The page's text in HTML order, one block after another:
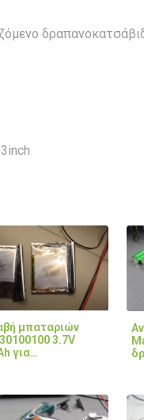
μπαταριών
3.7V
για…